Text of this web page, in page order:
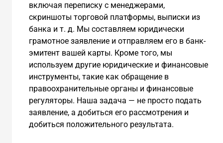
включая переписку с менеджерами,
скриншоты торговой платформы, выписки из
банка и т. д. Мы составляем юридически
грамотное заявление и отправляем его в банк-
эмитент вашей карты. Кроме того, мы
используем другие юридические и финансовые
инструменты, такие как обращение в
правоохранительные органы и финансовые
регуляторы. Наша задача — не просто подать
заявление, а добиться его рассмотрения и
добиться положительного результата.